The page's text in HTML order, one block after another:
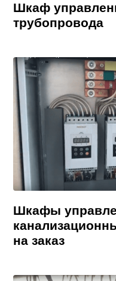
Шкаф
трубопровода
Шкафы
на заказ